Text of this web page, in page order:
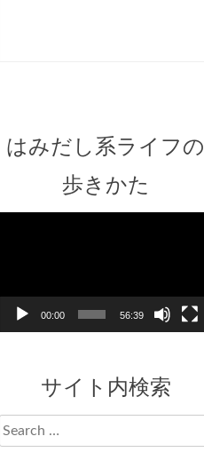
はみだし系ライフの
歩きかた
00:00 56:39
サイト内検索
Search
for: